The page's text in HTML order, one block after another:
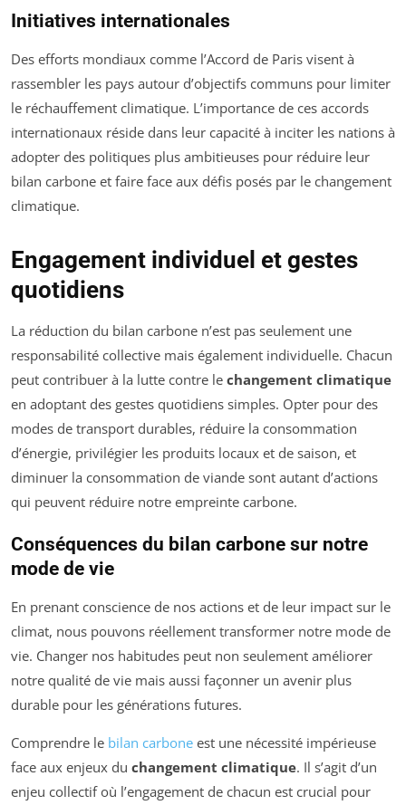
Initiatives internationales
Des efforts mondiaux comme l’Accord de Paris visent à
rassembler les pays autour d’objectifs communs pour limiter
le réchauffement climatique. L’importance de ces accords
internationaux réside dans leur capacité à inciter les nations à
adopter des politiques plus ambitieuses pour réduire leur
bilan carbone et faire face aux défis posés par le changement
climatique.
Engagement individuel et gestes
quotidiens
La réduction du bilan carbone n’est pas seulement une
responsabilité collective mais également individuelle. Chacun
peut contribuer à la lutte contre le changement climatique
en adoptant des gestes quotidiens simples. Opter pour des
modes de transport durables, réduire la consommation
d’énergie, privilégier les produits locaux et de saison, et
diminuer la consommation de viande sont autant d’actions
qui peuvent réduire notre empreinte carbone.
Conséquences du bilan carbone sur notre
mode de vie
En prenant conscience de nos actions et de leur impact sur le
climat, nous pouvons réellement transformer notre mode de
vie. Changer nos habitudes peut non seulement améliorer
notre qualité de vie mais aussi façonner un avenir plus
durable pour les générations futures.
Comprendre le bilan carbone est une nécessité impérieuse
face aux enjeux du changement climatique. Il s’agit d’un
enjeu collectif où l’engagement de chacun est crucial pour